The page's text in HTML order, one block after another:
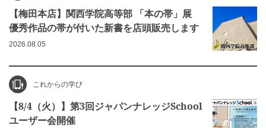
【梅田本店】関西学院高等部 「本の帯」展
優秀作品の帯が付いた新書を店頭販売します
2026.08.05
これからの学び
【8/4（火）】第3回ジャパンナレッジSchool
ユーザー会開催